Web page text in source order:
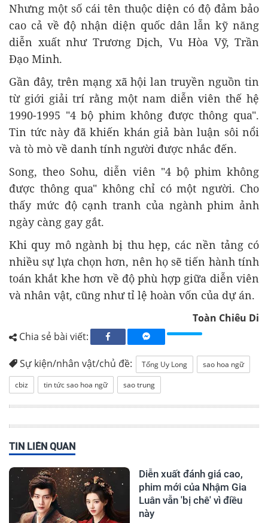
Nhưng một số cái tên thuộc diện có độ đảm bảo
cao cả về độ nhận diện quốc dân lẫn kỹ năng
diễn xuất như Trương Dịch, Vu Hòa Vỹ, Trần
Đạo Minh.
Gần đây, trên mạng xã hội lan truyền nguồn tin
từ giới giải trí rằng một nam diễn viên thế hệ
1990-1995 "4 bộ phim không được thông qua".
Tin tức này đã khiến khán giả bàn luận sôi nổi
và tò mò về danh tính người được nhắc đến.
Song, theo Sohu, diễn viên "4 bộ phim không
được thông qua" không chỉ có một người. Cho
thấy mức độ cạnh tranh của ngành phim ảnh
ngày càng gay gắt.
Khi quy mô ngành bị thu hẹp, các nền tảng có
nhiều sự lựa chọn hơn, nên họ sẽ tiến hành tính
toán khắt khe hơn về độ phù hợp giữa diễn viên
và nhân vật, cũng như tỉ lệ hoàn vốn của dự án.
Toàn Chiêu Di
Chia sẻ bài viết:
Sự kiện/nhân vật/chủ đề: Tống Uy Long
sao hoa ngữ
cbiz
tin tức sao hoa ngữ sao trung
TIN LIÊN QUAN
Diễn xuất đánh giá cao,
phim mới của Nhậm Gia
Luân vẫn 'bị chê' vì điều
này